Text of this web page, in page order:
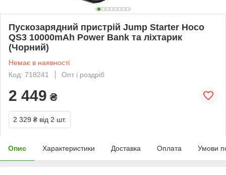
Пускозарядний пристрій Jump Starter Hoco
QS3 10000mAh Power Bank та ліхтарик
(Чорний)
Немає в наявності
Код: 718241
Опт і роздріб
2 449 ₴
2 329 ₴ від 2 шт.
Опис Характеристики Доставка Оплата Умови